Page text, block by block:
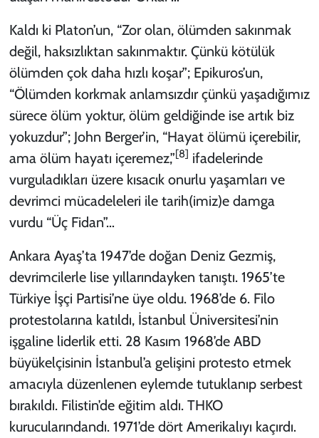
Kaldı ki Platon’un, “Zor olan, ölümden sakınmak
değil, haksızlıktan sakınmaktır. Çünkü kötülük
ölümden çok daha hızlı koşar”; Epikuros’un,
“Ölümden korkmak anlamsızdır çünkü yaşadığımız
sürece ölüm yoktur, ölüm geldiğinde ise artık biz
yokuzdur”; John Berger’in, “Hayat ölümü içerebilir,
ama ölüm hayatı içeremez,”[8] ifadelerinde
vurguladıkları üzere kısacık onurlu yaşamları ve
devrimci mücadeleleri ile tarih(imiz)e damga
vurdu “Üç Fidan”…
Ankara Ayaş’ta 1947’de doğan Deniz Gezmiş,
devrimcilerle lise yıllarındayken tanıştı. 1965’te
Türkiye İşçi Partisi’ne üye oldu. 1968’de 6. Filo
protestolarına katıldı, İstanbul Üniversitesi’nin
işgaline liderlik etti. 28 Kasım 1968’de ABD
büyükelçisinin İstanbul’a gelişini protesto etmek
amacıyla düzenlenen eylemde tutuklanıp serbest
bırakıldı. Filistin’de eğitim aldı. THKO
kurucularındandı. 1971’de dört Amerikalıyı kaçırdı.